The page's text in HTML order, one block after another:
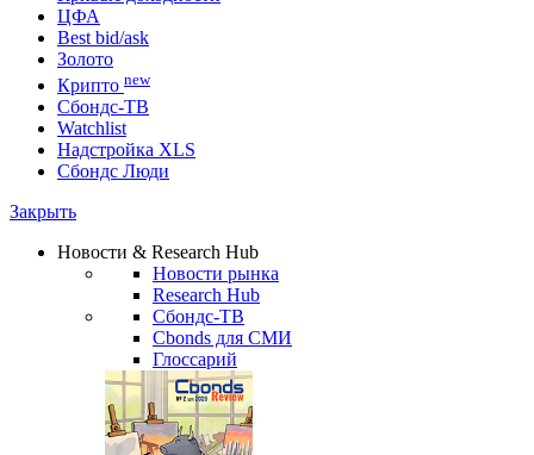
Портфель
Консенсусы
Поиск облигаций (ИИ)
Кривые доходности
ЦФА
Best bid/ask
Золото
Крипто new
Watchlist
Сбондс Люди
Новости & Research Hub
Новости рынка
Research Hub
Сбондс-ТВ
Cbonds для СМИ
Глоссарий